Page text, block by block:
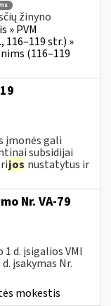
žinyno
» PVM
str.) »
(116–119
įmonės gali
subsidijai
jos nustatytus ir
Nr. VA-79
1 d. įsigalios VMI
d. įsakymas Nr.
mokestis